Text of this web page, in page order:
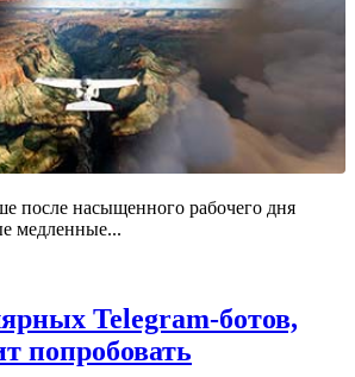
после насыщенного рабочего дня
медленные...
Telegram-ботов,
попробовать